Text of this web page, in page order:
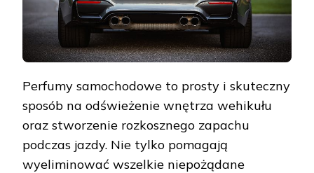
Perfumy samochodowe to prosty i skuteczny
sposób na odświeżenie wnętrza wehikułu
oraz stworzenie rozkosznego zapachu
podczas jazdy. Nie tylko pomagają
wyeliminować wszelkie niepożądane